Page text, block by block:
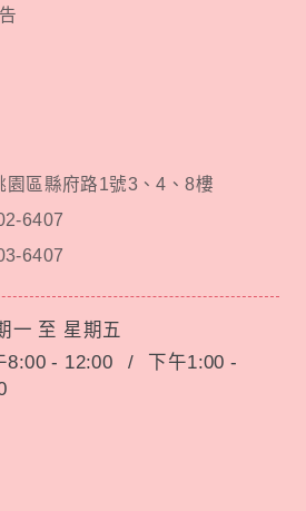
園區縣府路1號3、4、8樓
6407
6407
一 至 星期五
8:00 - 12:00
/
下午1:00 -